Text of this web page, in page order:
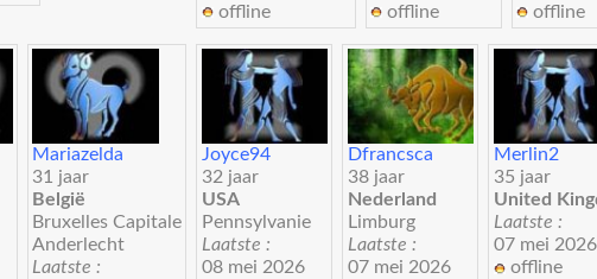
offline
offline
offline
Mariazelda
31 jaar
België
Bruxelles Capitale
Anderlecht
Laatste :
Joyce94
32 jaar
USA
Pennsylvanie
Laatste :
08 mei 2026
Dfrancsca
38 jaar
Nederland
Limburg
Laatste :
07 mei 2026
Merlin2
35 jaar
United
Laatste :
07 mei 2026
offline